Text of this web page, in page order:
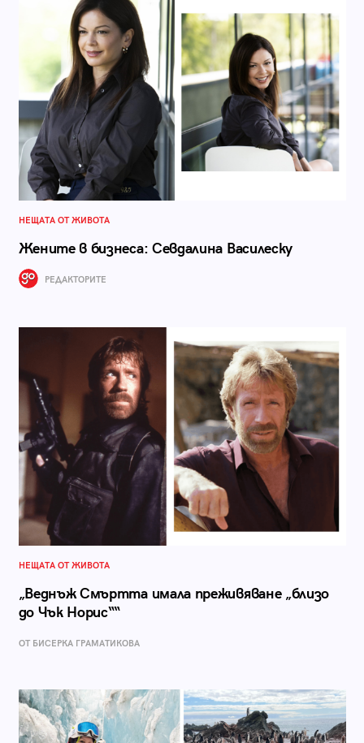
НЕЩАТА ОТ ЖИВОТА
Жените в бизнеса: Севдалина Василеску
РЕДАКТОРИТЕ
НЕЩАТА ОТ ЖИВОТА
„Веднъж Смъртта имала преживяване „близо
до Чък Норис““
ОТ БИСЕРКА ГРАМАТИКОВА